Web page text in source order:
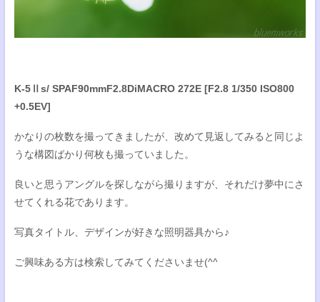
K-5Ⅱs/ SPAF90mmF2.8DiMACRO 272E [F2.8 1/350 ISO800
+0.5EV]
かなりの枚数を撮ってきましたが、改めて見返してみると同じよ
うな構図ばかり何枚も撮っていました。
良いと思うアングルを探しながら撮りますが、それだけ夢中にさ
せてくれる花であります。
写真タイトル、デザインが好きな照明器具から♪
ご興味ある方は検索してみてくださいませ(^^